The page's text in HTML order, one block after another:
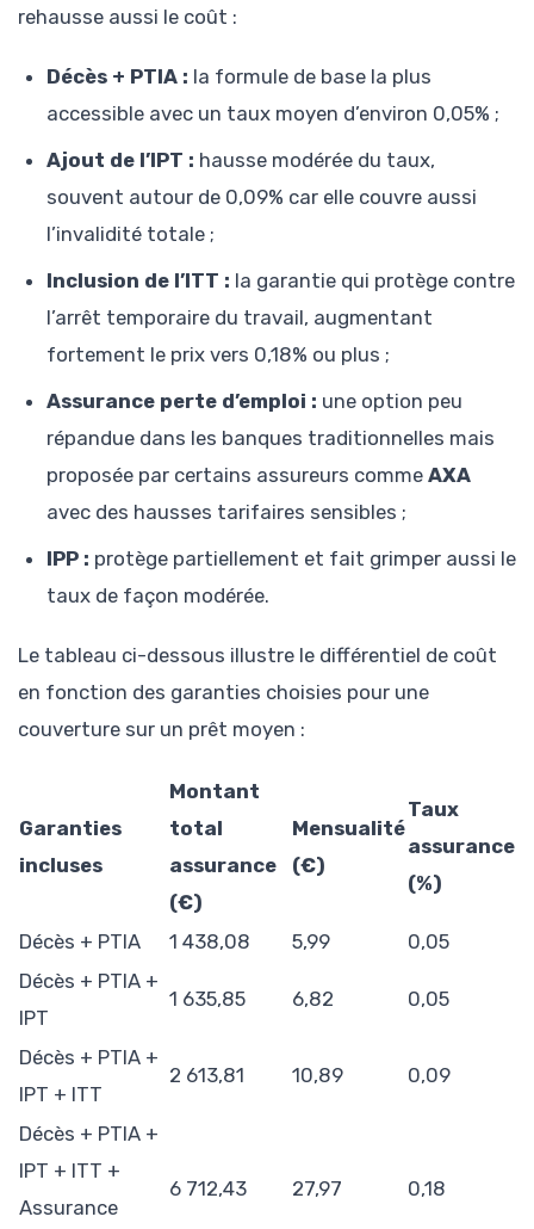
rehausse aussi le coût :
Décès + PTIA : la formule de base la plus
accessible avec un taux moyen d’environ 0,05% ;
Ajout de l’IPT : hausse modérée du taux,
souvent autour de 0,09% car elle couvre aussi
l’invalidité totale ;
Inclusion de l’ITT : la garantie qui protège contre
l’arrêt temporaire du travail, augmentant
fortement le prix vers 0,18% ou plus ;
Assurance perte d’emploi : une option peu
répandue dans les banques traditionnelles mais
proposée par certains assureurs comme AXA
avec des hausses tarifaires sensibles ;
IPP : protège partiellement et fait grimper aussi le
taux de façon modérée.
Le tableau ci-dessous illustre le différentiel de coût
en fonction des garanties choisies pour une
couverture sur un prêt moyen :
Garanties
incluses
Montant
total
assurance
(€)
Mensualité
(€)
Taux
assurance
(%)
Décès + PTIA 1 438,08 5,99
0,05
Décès + PTIA +
IPT
1 635,85 6,82 0,05
Décès + PTIA +
IPT + ITT
2 613,81 10,89 0,09
Décès + PTIA +
IPT + ITT +
Assurance
6 712,43 27,97 0,18